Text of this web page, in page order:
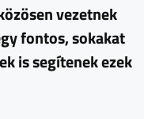
vezetnek
fontos, sokakat
is segítenek ezek